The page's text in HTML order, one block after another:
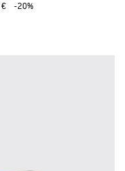
€
-20%